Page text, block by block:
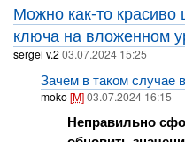
Можно как-то
ключа на вложенном
sergei v.203.07.2024 15:25
Зачем в таком
moko[M] 03.07.2024 16:15
Неправильно